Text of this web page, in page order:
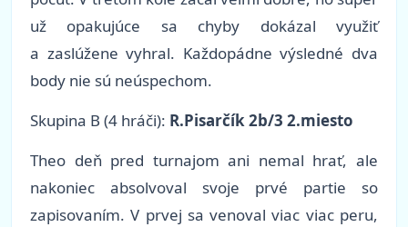
už opakujúce sa chyby dokázal využiť
a zaslúžene vyhral. Každopádne výsledné dva
body nie sú neúspechom.
Skupina B (4 hráči): R.Pisarčík 2b/3 2.miesto
Theo deň pred turnajom ani nemal hrať, ale
nakoniec absolvoval svoje prvé partie so
zapisovaním. V prvej sa venoval viac viac peru,